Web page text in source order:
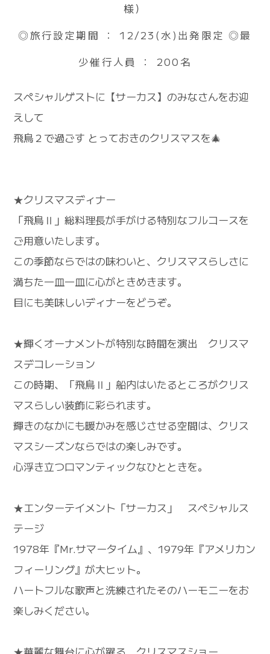
様）
◎旅行設定期間 ： 12/23(水)出発限定 ◎最
少催行人員 ： 200名
スペシャルゲストに【サーカス】のみなさんをお迎
えして
飛鳥２で過ごす とっておきのクリスマスを🎄
★クリスマスディナー
「飛鳥Ⅱ」総料理長が手がける特別なフルコースを
ご用意いたします。
この季節ならではの味わいと、クリスマスらしさに
満ちた一皿一皿に心がときめきます。
目にも美味しいディナーをどうぞ。
★輝くオーナメントが特別な時間を演出 クリスマ
スデコレーション
この時期、「飛鳥Ⅱ」船内はいたるところがクリス
マスらしい装飾に彩られます。
輝きのなかにも暖かみを感じさせる空間は、クリス
マスシーズンならではの楽しみです。
心浮き立つロマンティックなひとときを。
★エンターテイメント「サーカス」 スペシャルス
テージ
1978年『Mr.サマータイム』、1979年『アメリカン
フィーリング』が大ヒット。
ハートフルな歌声と洗練されたそのハーモニーをお
楽しみください。